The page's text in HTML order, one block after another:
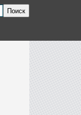
Поиск